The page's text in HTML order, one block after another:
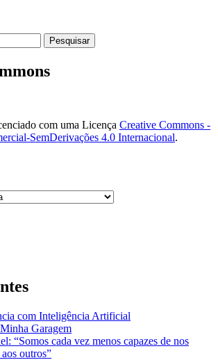
com uma Licença Creative Commons -
SemDerivações 4.0 Internacional.
com Inteligência Artificial
Garagem
“Somos cada vez menos capazes de nos
outros”